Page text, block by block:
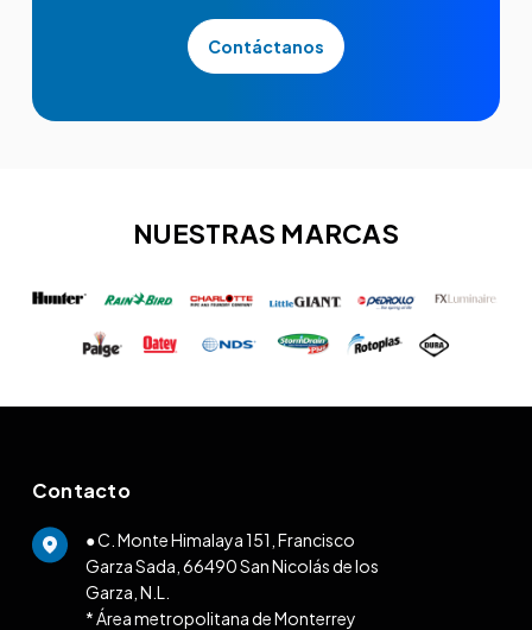
Contáctanos
NUESTRAS MARCAS
Contacto
● C. Monte Himalaya 151, Francisco
Garza Sada, 66490 San Nicolás de los
Garza, N.L.
* Área metropolitana de Monterrey